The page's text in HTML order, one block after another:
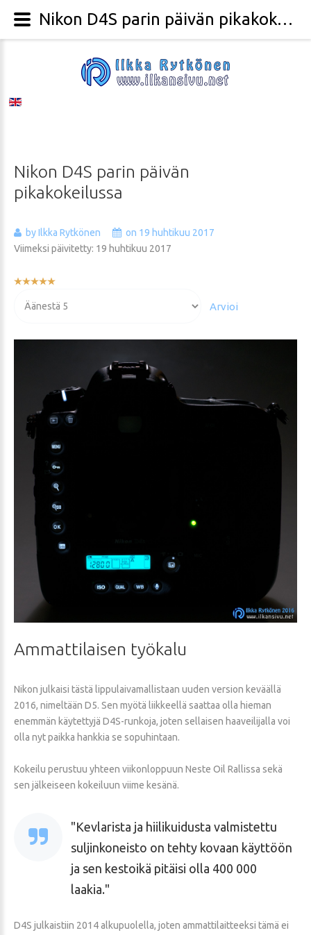
Nikon D4S parin päivän
pikakokeilussa
by Ilkka Rytkönen
on 19 huhtikuu 2017
Viimeksi päivitetty: 19 huhtikuu 2017
Käyttäjän
arvioida
Ammattilaisen työkalu
Nikon julkaisi tästä lippulaivamallistaan uuden version keväällä
2016, nimeltään D5. Sen myötä liikkeellä saattaa olla hieman
enemmän käytettyjä D4S-runkoja, joten sellaisen haaveilijalla voi
olla nyt paikka hankkia se sopuhintaan.
Kokeilu perustuu yhteen viikonloppuun Neste Oil Rallissa sekä
sen jälkeiseen kokeiluun viime kesänä.
Kevlarista ja hiilikuidusta valmistettu
suljinkoneisto on tehty kovaan käyttöön
ja sen kestoikä pitäisi olla 400 000
laakia.
D4S julkaistiin 2014 alkupuolella, joten ammattilaitteeksi tämä ei
Nikon D4S parin päivän pikakokeilussa - Valokuvaaja Ilkka Rytkönen